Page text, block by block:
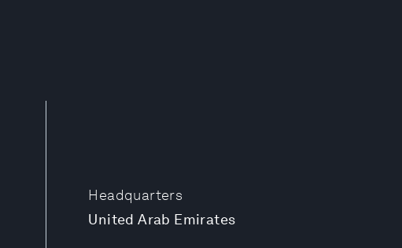
Headquarters
United Arab Emirates